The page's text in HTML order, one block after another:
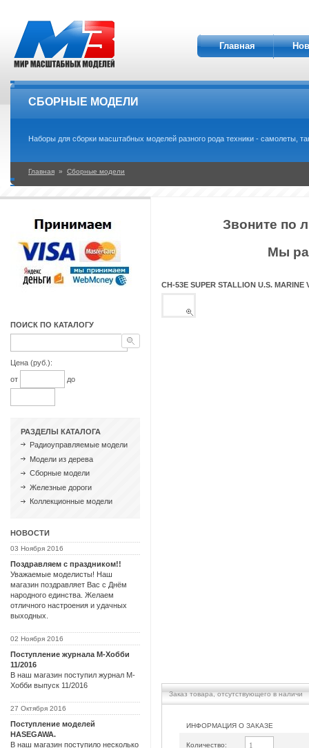
Главная
СБОРНЫЕ МОДЕЛИ
Наборы для сборки масштабных моделей разного рода техники - самолеты,
Главная » Сборные модели
ПОИСК ПО КАТАЛОГУ
Цена (руб.):
от
до
РАЗДЕЛЫ КАТАЛОГА
Радиоуправляемые модели
Модели из дерева
Сборные модели
Железные дороги
Коллекционные модели
НОВОСТИ
03 Ноября 2016
Поздравляем с праздником!!
Уважаемые моделисты! Наш
магазин поздравляет Вас с Днём
народного единства. Желаем
отличного настроения и удачных
выходных.
02 Ноября 2016
Поступление журнала М-Хобби
11/2016
В наш магазин поступил журнал М-
Хобби выпуск 11/2016
27 Октября 2016
Поступление моделей
HASEGAWA.
В наш магазин поступило несколько
Звоните по
Мы
CH-53E SUPER STALLION U.S.
Заказ товара, отсутствующего в наличи
ИНФОРМАЦИЯ О ЗАКАЗЕ
Количество: